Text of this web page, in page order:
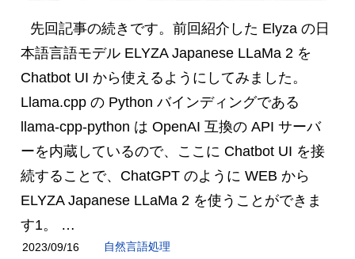
先回記事の続きです。前回紹介した Elyza の日
本語言語モデル ELYZA Japanese LLaMa 2 を
Chatbot UI から使えるようにしてみました。
Llama.cpp の Python バインディングである
llama-cpp-python は OpenAI 互換の API サーバ
ーを内蔵しているので、ここに Chatbot UI を接
続することで、ChatGPT のように WEB から
ELYZA Japanese LLaMa 2 を使うことができま
す1。 …
2023/09/16 自然言語処理